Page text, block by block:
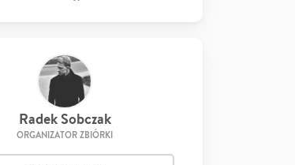
Radek Sobczak
ORGANIZATOR ZBIÓRKI